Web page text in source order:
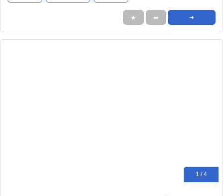
★ ➦ ➜
1 / 4